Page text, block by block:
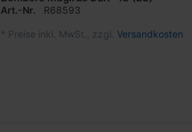
Art.-Nr. R68593
* Preise inkl. MwSt., zzgl. Versandkosten